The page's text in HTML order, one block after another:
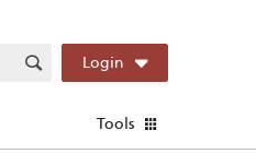
Login
Tools